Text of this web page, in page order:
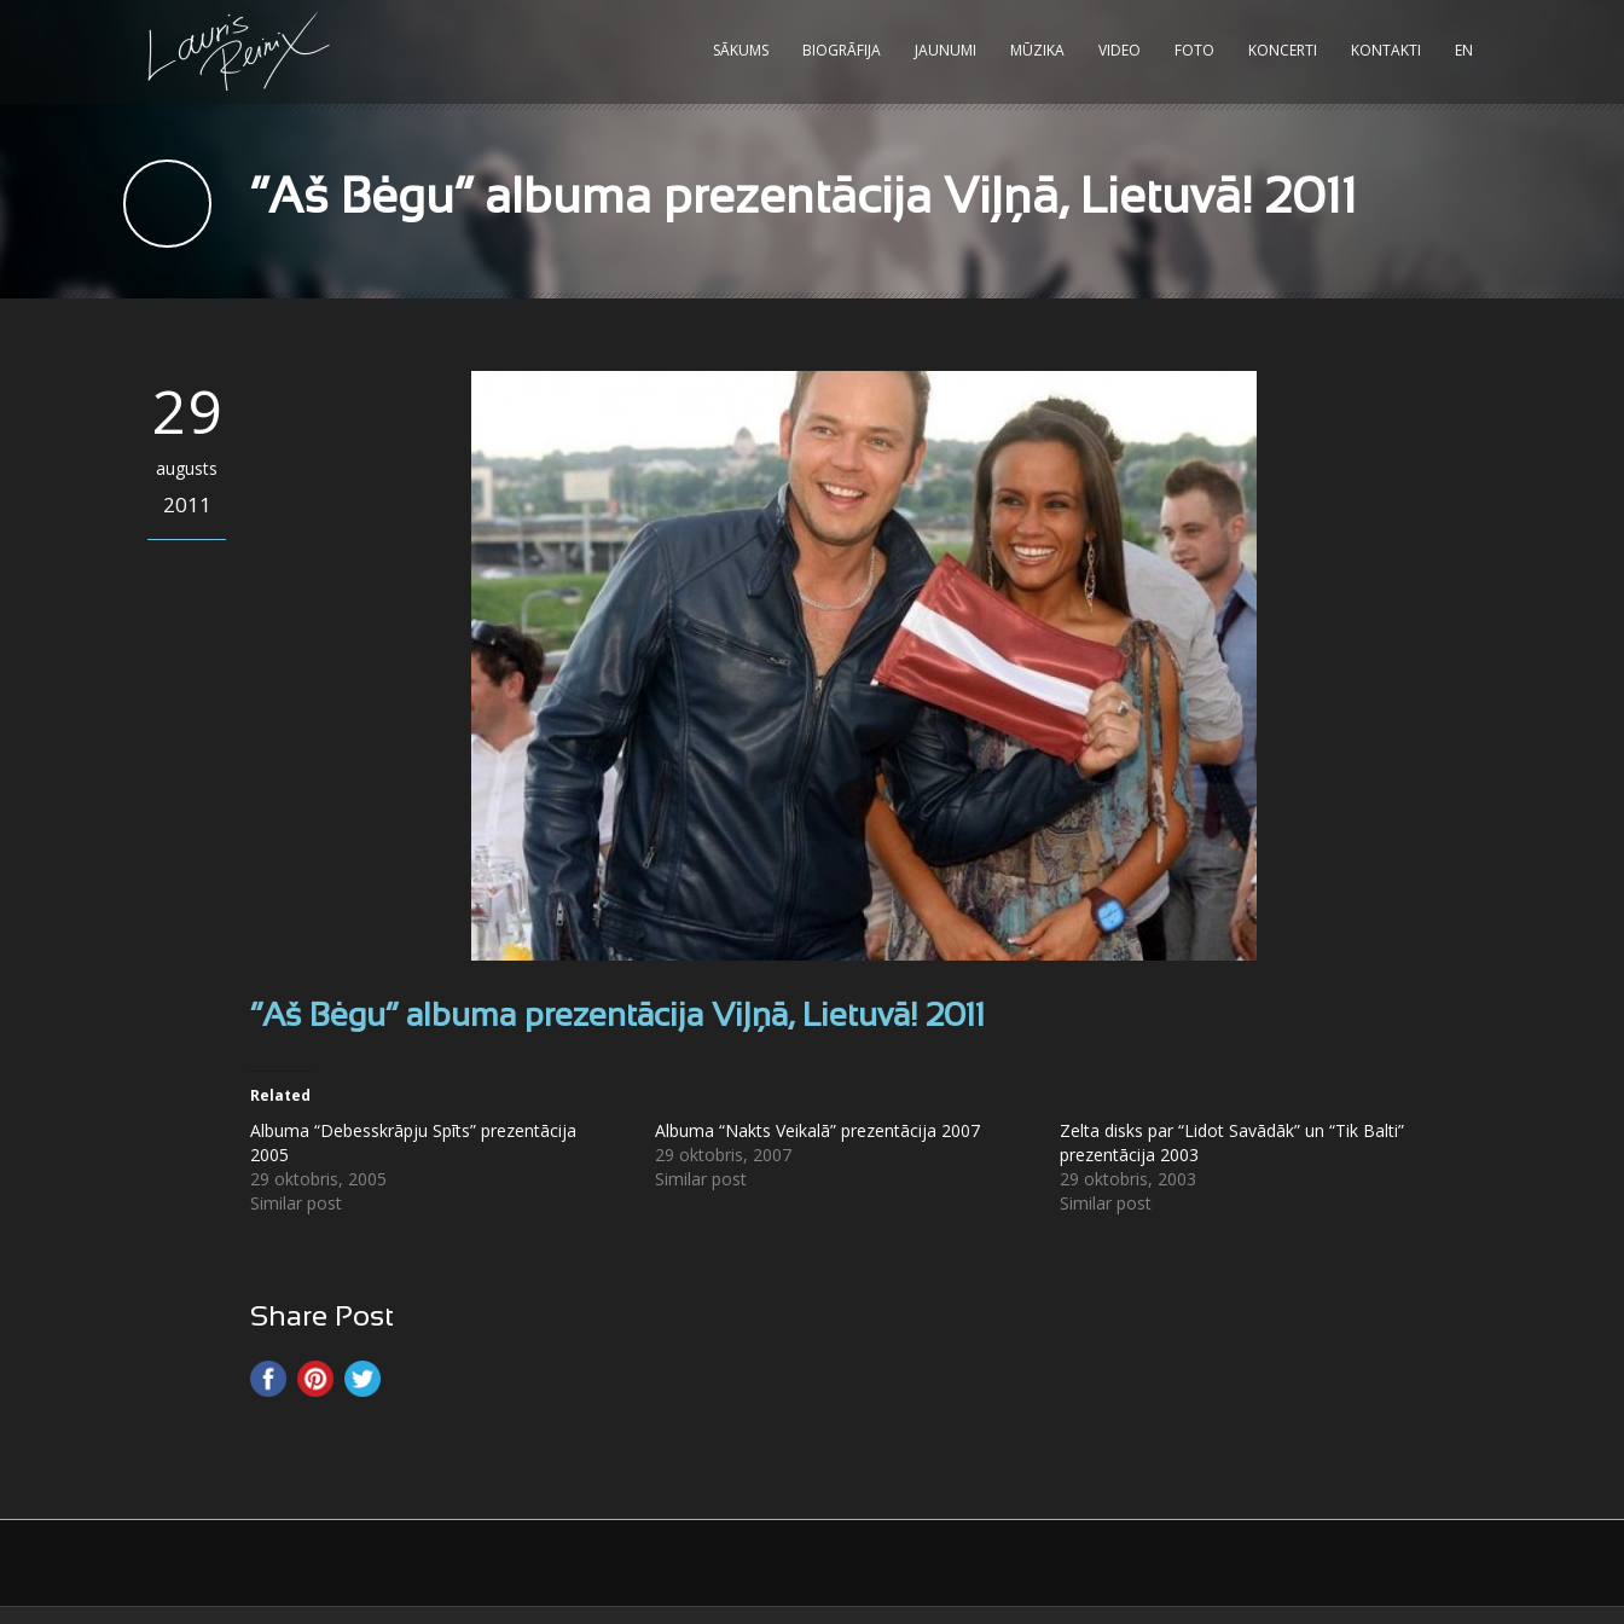
SĀKUMS BIOGRĀFIJA JAUNUMI MŪZIKA VIDEO FOTO KONCERTI KONTAKTI EN
“Aš Bėgu” albuma prezentācija Viļņā, Lietuvā! 2011
29
augusts
2011
“Aš Bėgu” albuma prezentācija Viļņā, Lietuvā! 2011
Related
Albuma “Debesskrāpju Spīts” prezentācija
2005
29 oktobris, 2005
Similar post
Albuma “Nakts Veikalā” prezentācija 2007
29 oktobris, 2007
Similar post
Zelta disks par “Lidot Savādāk” un “Tik Balti”
prezentācija 2003
29 oktobris, 2003
Similar post
Share Post